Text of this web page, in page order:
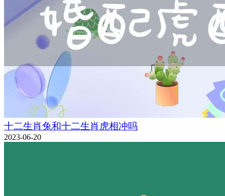
十二生肖兔和十二生肖虎相冲吗
2023-06-20